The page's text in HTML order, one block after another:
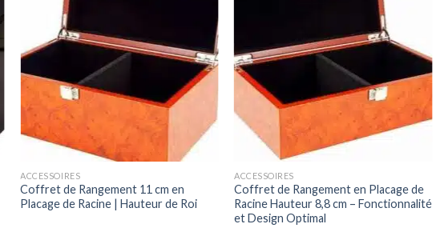
ACCESSOIRES
Coffret de Rangement 11 cm en
Placage de Racine | Hauteur de Roi
ACCESSOIRES
Coffret de Rangement en Placage de
Racine Hauteur 8,8 cm – Fonctionnalité
et Design Optimal